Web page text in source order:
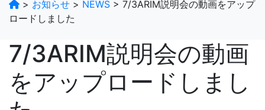
> お知らせ > NEWS > 7/3ARIM説明会の動画をアップ
ロードしました
7/3ARIM説明会の動画
をアップロードしまし